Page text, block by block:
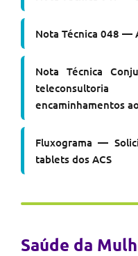
Nota Técnica 048 —
Nota Técnica
encaminhamentos
Fluxograma —
tablets dos ACS
Saúde da